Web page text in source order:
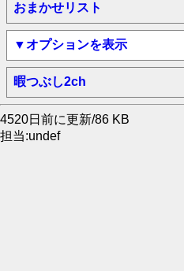
おまかせリスト
▼オプションを表示
暇つぶし2ch
4520日前に更新/86 KB
担当:undef